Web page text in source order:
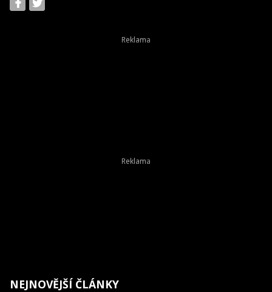
NEJNOVĚJŠÍ ČLÁNKY